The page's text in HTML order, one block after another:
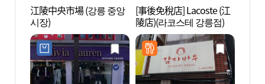
江陵中央市場 (강릉 중앙
시장)
[事後免稅店] Lacoste (江
陵店)(라코스테 강릉점)